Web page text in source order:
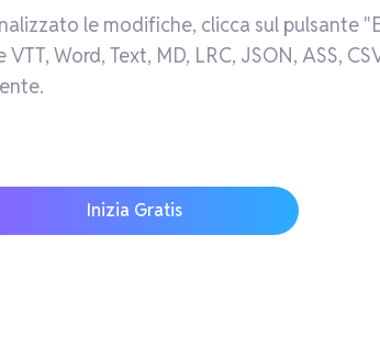
le modifiche, clicca sul pulsante
Word, Text, MD, LRC, JSON, ASS,
Inizia Gratis